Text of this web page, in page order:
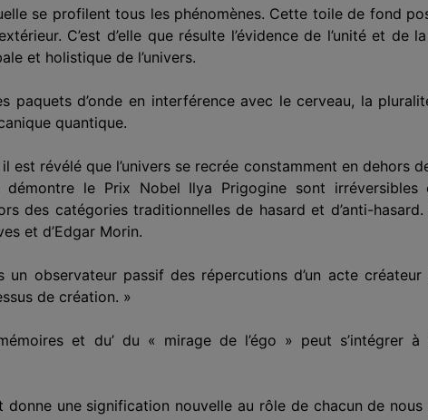
se profilent tous les phénomènes. Cette toile de fond
C’est d’elle que résulte l’évidence de l’unité et de
et holistique de l’univers.
paquets d’onde en interférence avec le cerveau, la
quantique.
révélé que l’univers se recrée constamment en dehors
démontre le Prix Nobel Ilya Prigogine sont irréversibles
des catégories traditionnelles de hasard et d’anti-hasard.
et d’Edgar Morin.
un observateur passif des répercutions d’un acte créateur
de création. »
et du’ du « mirage de l’égo » peut s’intégrer à
une signification nouvelle au rôle de chacun de